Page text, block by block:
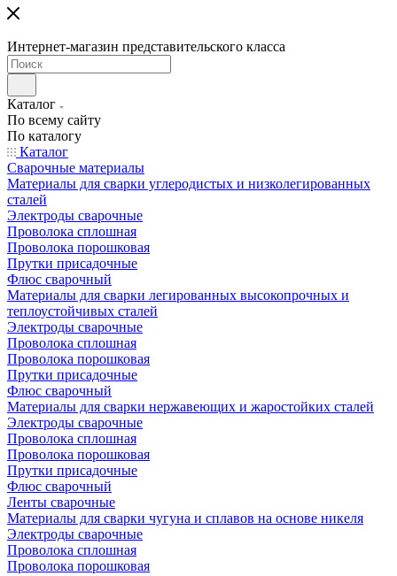
Интернет-магазин представительского класса
Каталог
По всему сайту
По каталогу
Каталог
Сварочные материалы
Материалы для сварки углеродистых и низколегированных
сталей
Электроды сварочные
Проволока сплошная
Проволока порошковая
Прутки присадочные
Флюс сварочный
Материалы для сварки легированных высокопрочных и
теплоустойчивых сталей
Электроды сварочные
Проволока сплошная
Проволока порошковая
Прутки присадочные
Флюс сварочный
Материалы для сварки нержавеющих и жаростойких сталей
Электроды сварочные
Проволока сплошная
Проволока порошковая
Прутки присадочные
Флюс сварочный
Ленты сварочные
Материалы для сварки чугуна и сплавов на основе никеля
Электроды сварочные
Проволока сплошная
Проволока порошковая